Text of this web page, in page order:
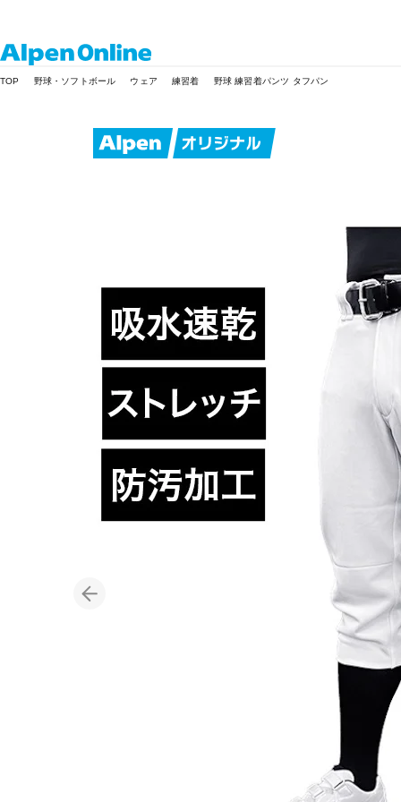
Online
TOP 野球・ソフトボール ウェア 練習着 野球 練習着パンツ タフパン